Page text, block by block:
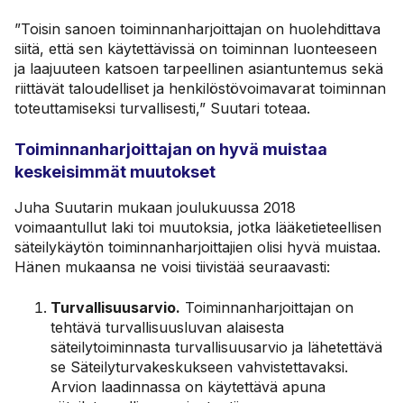
”Toisin sanoen toiminnanharjoittajan on huolehdittava
siitä, että sen käytettävissä on toiminnan luonteeseen
ja laajuuteen katsoen tarpeellinen asiantuntemus sekä
riittävät taloudelliset ja henkilöstövoimavarat toiminnan
toteuttamiseksi turvallisesti,” Suutari toteaa.
Toiminnanharjoittajan on hyvä muistaa
keskeisimmät muutokset
Juha Suutarin mukaan joulukuussa 2018
voimaantullut laki toi muutoksia, jotka lääketieteellisen
säteilykäytön toiminnanharjoittajien olisi hyvä muistaa.
Hänen mukaansa ne voisi tiivistää seuraavasti:
Turvallisuusarvio. Toiminnanharjoittajan on
tehtävä turvallisuusluvan alaisesta
säteilytoiminnasta turvallisuusarvio ja lähetettävä
se Säteilyturvakeskukseen vahvistettavaksi.
Arvion laadinnassa on käytettävä apuna